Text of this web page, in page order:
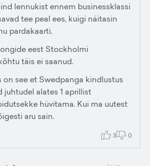
lennukist ennem businessklassi
tee peal ees, kuigi näitasin
pardakaarti.
eest Stockholmi
täis ei saanud.
on see et Swedpanga kindlustus
juhtudel alates 1 aprillist
hüvitama. Kui ma uutest
aru sain.
3 0